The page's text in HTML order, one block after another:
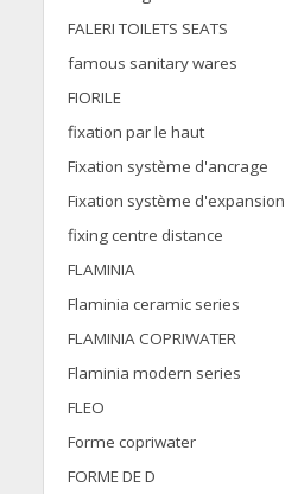
FALERI TOILETS SEATS
famous sanitary wares
FIORILE
fixation par le haut
Fixation système d'ancrage
Fixation système d'expansion
fixing centre distance
FLAMINIA
Flaminia ceramic series
FLAMINIA COPRIWATER
Flaminia modern series
FLEO
Forme copriwater
FORME DE D